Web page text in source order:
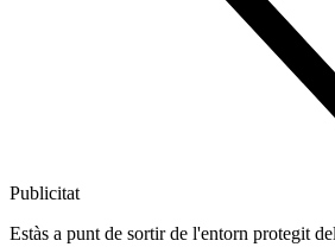
Publicitat
Estàs a punt de sortir de l'entorn protegit